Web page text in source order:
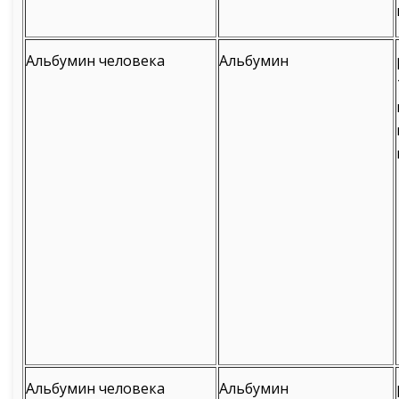
Альбумин человека Альбумин
Альбумин человека Альбумин